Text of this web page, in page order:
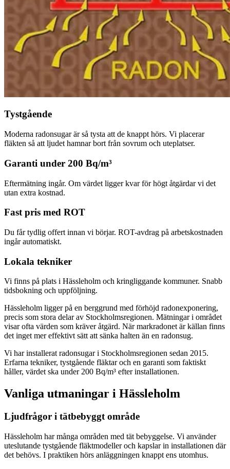
Tystgående
Moderna radonsugar är så tysta att de knappt hörs. Vi placerar
fläkten så att ljudet hamnar bort från sovrum och uteplatser.
Garanti under 200 Bq/m³
Eftermätning ingår. Om värdet ligger kvar för högt åtgärdar vi det
utan extra kostnad.
Fast pris med ROT
Du får tydlig offert innan vi börjar. ROT-avdrag på arbetskostnaden
ingår automatiskt.
Lokala tekniker
Vi finns på plats i Hässleholm och kringliggande kommuner. Snabb
tidsbokning och uppföljning.
Hässleholm ligger på en berggrund med förhöjd radonexponering,
precis som stora delar av Stockholmsregionen. Mätningar i området
visar ofta värden som kräver åtgärd. När markradonet är källan finns
det inget mer effektivt sätt att sänka halten än en radonsug.
Vi har installerat radonsugar i Stockholmsregionen sedan 2015.
Erfarna tekniker, tystgående fläktar och en garanti som faktiskt
håller, värdet ska under 200 Bq/m³ efter installationen.
Vanliga utmaningar i Hässleholm
Ljudfrågor i tätbebyggt område
Hässleholm har många områden med tät bebyggelse. Vi använder
uteslutande tystgående fläktmodeller och kapslar in installationen där
det behövs. I praktiken hörs anläggningen knappt ens utomhus.